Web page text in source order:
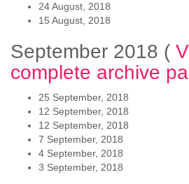
24 August, 2018
15 August, 2018
September 2018 (
complete archive
25 September, 2018
12 September, 2018
12 September, 2018
7 September, 2018
4 September, 2018
3 September, 2018